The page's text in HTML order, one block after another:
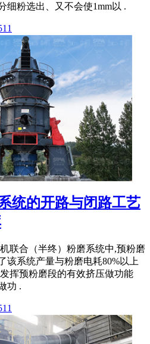
细粉选出、又不会使1mm以 .
统的开路与闭路工艺
联合（半终）粉磨系统中,预粉磨
该系统产量与粉磨电耗80%以上
挥预粉磨段的有效挤压做功能
功 .